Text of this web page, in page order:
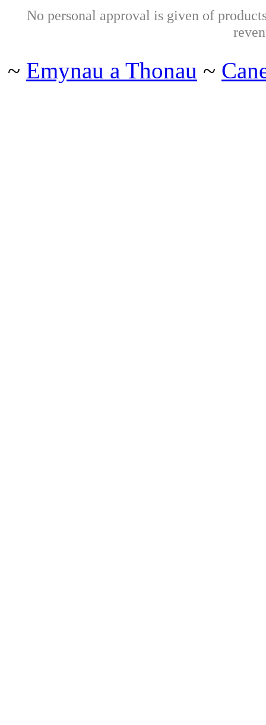
No personal approval is given of
~ Emynau a Thonau ~